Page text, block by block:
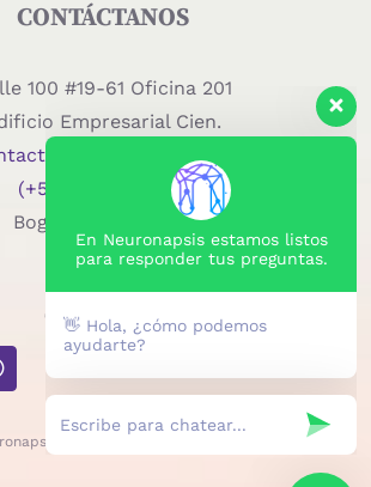
CONTÁCTANOS
100 #19-61 Oficina 201
Empresarial Cien.
(+57) 350 671 1007
Bogotá – Colombia
SÍGUENOS
| Todos los derechos reservados.
En Neuronapsis estamos listos
para responder tus preguntas.
👋 Hola, ¿cómo podemos
ayudarte?